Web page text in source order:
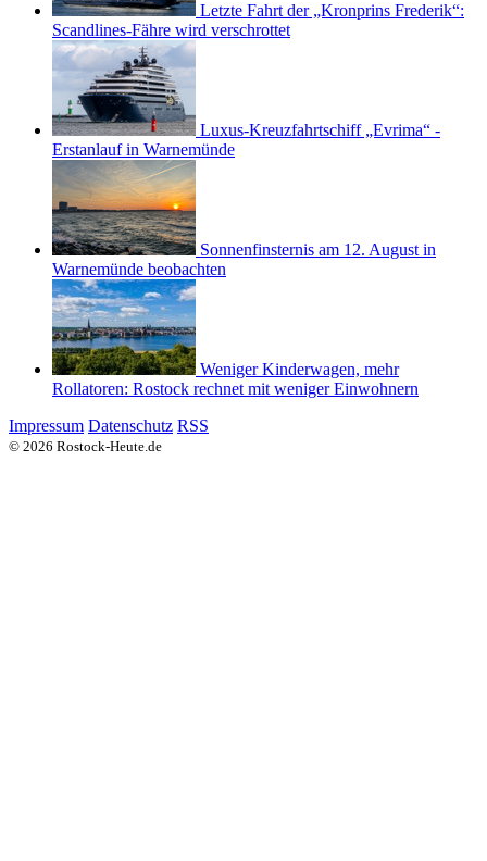
Letzte Fahrt der „Kronprins Frederik“:
Scandlines-Fähre wird verschrottet
Luxus-Kreuzfahrtschiff „Evrima“ -
Erstanlauf in Warnemünde
Sonnenfinsternis am 12. August in
Warnemünde beobachten
Weniger Kinderwagen, mehr
Rollatoren: Rostock rechnet mit weniger Einwohnern
Impressum Datenschutz RSS
© 2026 Rostock-Heute.de